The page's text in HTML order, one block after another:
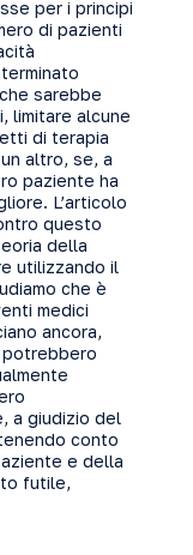
per i principi
di pazienti
sarebbe
limitare alcune
di terapia
altro, se, a
paziente ha
L’articolo
questo
della
utilizzando il
che è
medici
ancora,
a giudizio del
conto
e della
futile,